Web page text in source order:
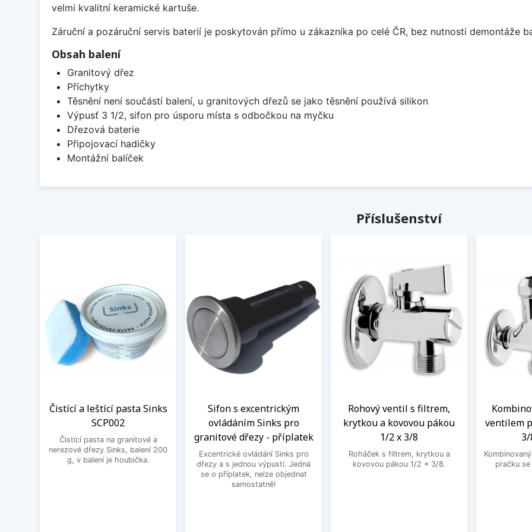
velmi kvalitní keramické kartuše.
Záruční a pozáruční servis baterií je poskytován přímo u zákazníka po celé ČR, bez nutnosti demontáže
Obsah balení
Granitový dřez
Příchytky
Těsnění není součástí balení, u granitových dřezů se jako těsnění používá silikon
Výpusť 3 1/2, sifon pro úsporu místa s odbočkou na myčku
Dřezová baterie
Připojovací hadičky
Montážní balíček
Příslušenství
Čistící a leštící pasta Sinks
SCP002
Čistící pasta na granitové a
nerezové dřezy Sinks, balení 200
g, v balení je houbička.
Sifon s excentrickým
ovládáním Sinks pro
granitové dřezy - příplatek
Excentrické ovládání Sinks pro
dřezy a s jednou výpustí. Jedná
se o příplatek, nelze objednat
samostatně!
Rohový ventil s filtrem,
krytkou a kovovou pákou
1/2 x 3/8
Roháček s filtrem, krytkou a
kovovou pákou 1/2 x 3/8.
ventilem
pračku